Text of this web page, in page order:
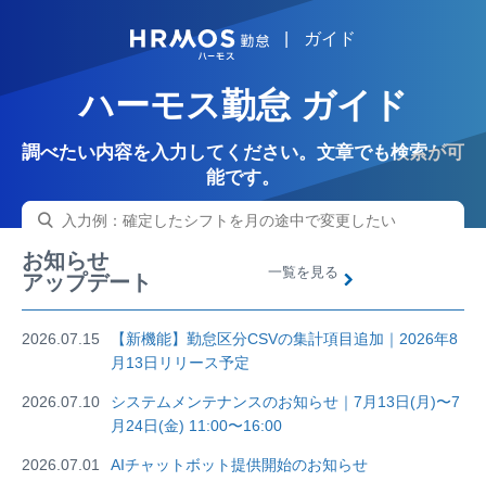
HRMOSガイド
ハーモス勤怠 ガイド
調べたい内容を入力してください。文章でも検索が可
能です。
お知らせ
アップデート
一覧を見る
2026.07.15
【新機能】勤怠区分CSVの集計項目追加｜2026年8
月13日リリース予定
2026.07.10
システムメンテナンスのお知らせ｜7月13日(月)〜7
月24日(金) 11:00〜16:00
2026.07.01 AIチャットボット提供開始のお知らせ